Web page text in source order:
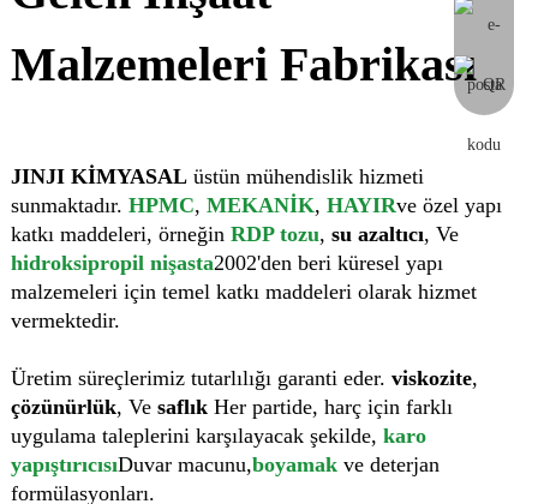
Malzemeleri Fabrikası
JINJI KİMYASALüstün mühendislik hizmeti
sunmaktadır. HPMC, MEKANİK, HAYIRve özel yapı
katkı maddeleri, örneğin RDP tozu, su azaltıcı, Ve
hidroksipropil nişasta2002'den beri küresel yapı
malzemeleri için temel katkı maddeleri olarak hizmet
vermektedir.
Üretim süreçlerimiz tutarlılığı garanti eder. viskozite,
çözünürlük, Ve saflık Her partide, harç için farklı
uygulama taleplerini karşılayacak şekilde, karo
yapıştırıcısıDuvar macunu,boyamak ve deterjan
formülasyonları.